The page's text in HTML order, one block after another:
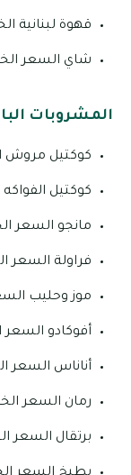
قهوة لبنانية الخاص به
شاي السعر الخاص به
المشروبات
كوكتيل مروش السعر
كوكتيل الفواكه
مانجو السعر الخاص به
فراولة السعر الخاص به
موز وحليب السعر
أفوكادو السعر الخاص
أناناس السعر الخاص به
رمان السعر الخاص به هو:
برتقال السعر الخاص به